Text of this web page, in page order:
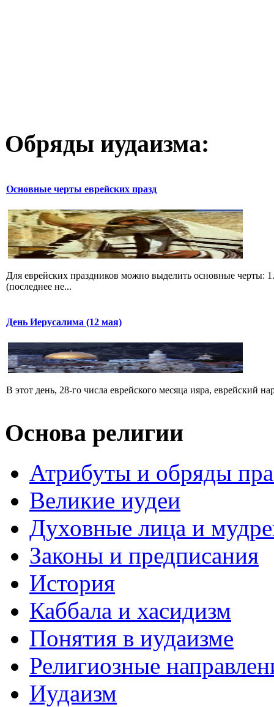
Обряды иудаизма:
Основные черты еврейских празд
Для еврейских праздников можно выделить основные черты:
(последнее не...
День Иерусалима (12 мая)
В этот день, 28-го числа еврейского месяца ияра, еврейский
Основа религии
Атрибуты и обряды
Великие иудеи
Духовные лица и
Законы и предписания
История
Каббала и хасидизм
Понятия в иудаизме
Религиозные
Иудаизм